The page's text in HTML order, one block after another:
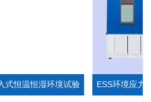
温恒湿环境试验 ESS环境应力筛选